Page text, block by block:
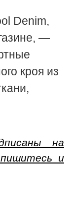
Denim,
—
кроя из
на
и